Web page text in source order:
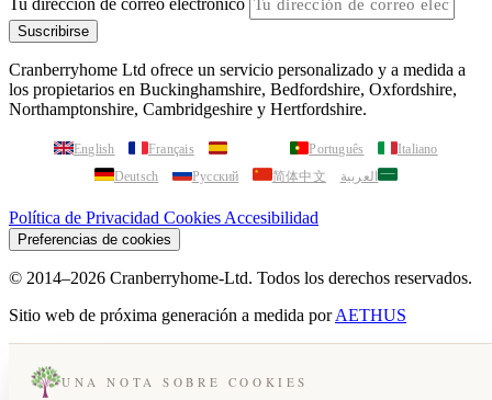
Tu dirección de correo electrónico
Suscribirse
Cranberryhome Ltd ofrece un servicio personalizado y a medida a
los propietarios en Buckinghamshire, Bedfordshire, Oxfordshire,
Northamptonshire, Cambridgeshire y Hertfordshire.
English Français Português
Italiano
Deutsch
Русский 简体中文 العربية
Política de Privacidad Cookies Accesibilidad
Preferencias de cookies
© 2014–2026 Cranberryhome-Ltd. Todos los derechos reservados.
Sitio web de próxima generación a medida porAETHUS
UNA NOTA SOBRE COOKIES